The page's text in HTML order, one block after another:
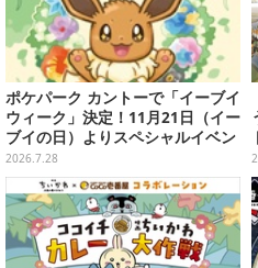
ポケパーク カントーで「イーブイ
ウィーク」決定！11月21日（イー
ブイの日）よりスペシャルイベン
ト開催
2026.7.28